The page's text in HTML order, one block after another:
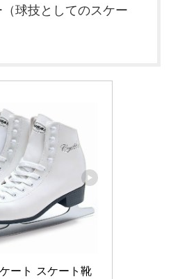
球技としてのスケー
ート スケート靴